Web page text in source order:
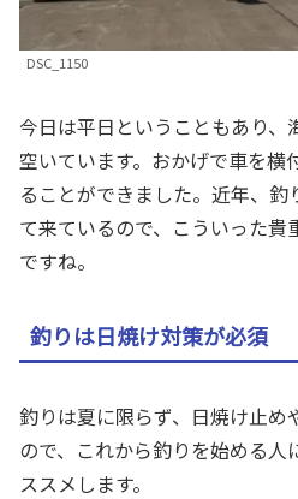
DSC_1150
今日は平日ということもあり、
空いています。おかげで車を横
ることができました。近年、
て来ているので、こういった貴
ですね。
釣りは日焼け対策が必須
釣りは夏に限らず、日焼け止め
ので、これから釣りを始める人
ススメします。